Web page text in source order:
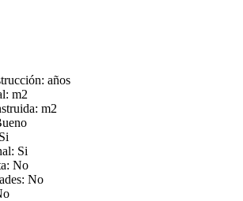
años
m2
m2
Si
Si
No
No